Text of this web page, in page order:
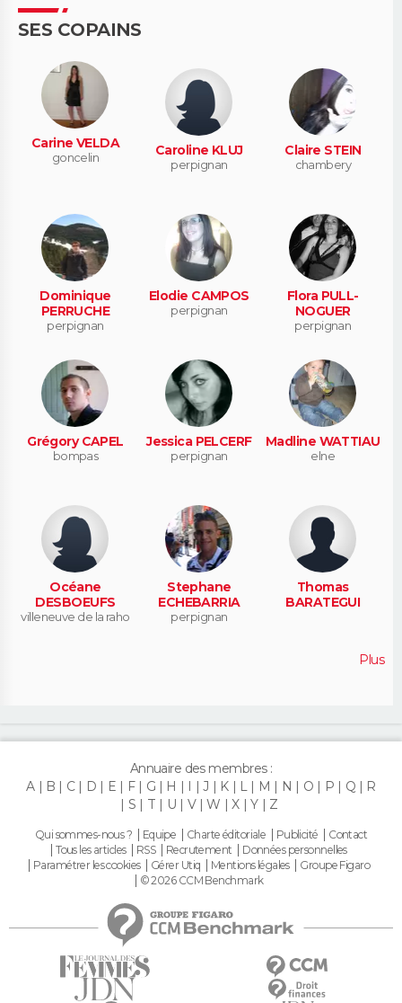
SES COPAINS
Carine VELDA
goncelin Caroline KLUJ
perpignan
Claire STEIN
chambery
Dominique
PERRUCHE
perpignan
Elodie CAMPOS
perpignan
Flora PULL-
NOGUER
perpignan
Grégory CAPEL
bompas
Jessica PELCERF
perpignan
Madline WATTIAU
elne
Océane
DESBOEUFS
villeneuve de la raho
Stephane
ECHEBARRIA
perpignan
Thomas
BARATEGUI
Plus
Annuaire des membres :
A
B C D E F G H I J K L M N O P Q
R
S
T U V W X Y Z
Qui sommes-nous ? Equipe Charte éditoriale Publicité
Contact
Tous les articles
RSS Recrutement
Données personnelles
Paramétrer les cookies
Gérer Utiq Mentions légales
Groupe Figaro
© 2026 CCM Benchmark